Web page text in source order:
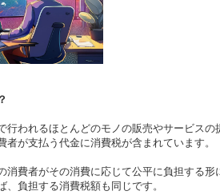
行われるほとんどのモノの販売やサービスの
者が支払う代金に消費税が含まれています。
消費者がその消費に応じて公平に負担する形
、負担する消費税額も同じです。